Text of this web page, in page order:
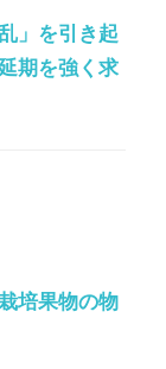
」を引き起
期を強く求
培果物の物